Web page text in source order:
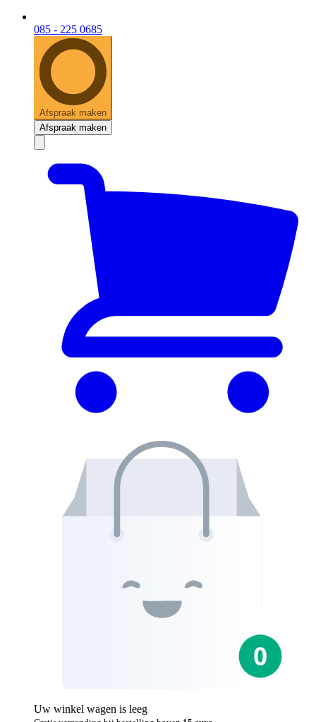
085 - 225 0685
Afspraak maken
Afspraak maken
Uw winkel wagen is leeg